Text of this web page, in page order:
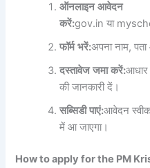
ऑनलाइन आवेदन
करें:gov.in या
फॉर्म भरें:अपना नाम,
दस्तावेज जमा करें:आधार
की जानकारी दें।
सब्सिडी पाएं:आवेदन
में आ जाएगा।
How to apply for the PM